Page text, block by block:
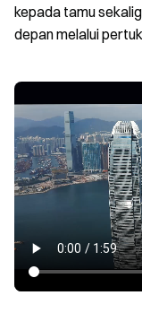
kepada tamu
depan melalui